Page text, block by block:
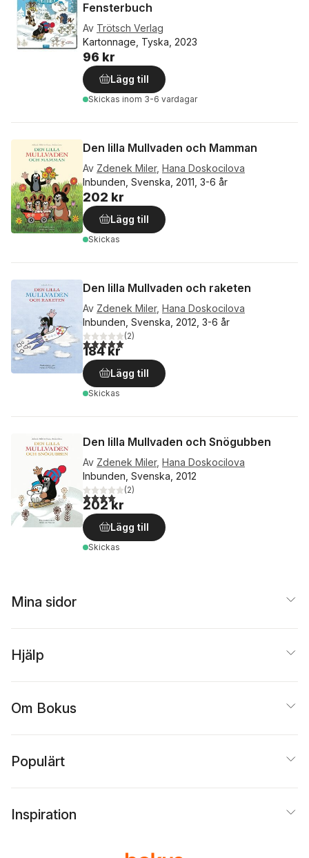
Fensterbuch
Av Trötsch Verlag
Kartonnage, Tyska, 2023
96 kr
Lägg till
Skickas inom 3-6 vardagar
Den lilla Mullvaden och Mamman
Av Zdenek Miler, Hana Doskocilova
Inbunden, Svenska, 2011, 3-6 år
202 kr
Lägg till
Skickas
Den lilla Mullvaden och raketen
Av Zdenek Miler, Hana Doskocilova
Inbunden, Svenska, 2012, 3-6 år
5,0utav 5 stjärnor. Totalt antal röster:
(2)
184 kr
Lägg till
Skickas
Den lilla Mullvaden och Snögubben
Av Zdenek Miler, Hana Doskocilova
Inbunden, Svenska, 2012
4,0utav 5 stjärnor. Totalt antal röster:
(2)
202 kr
Lägg till
Skickas
Mina sidor
Hjälp
Om Bokus
Populärt
Inspiration